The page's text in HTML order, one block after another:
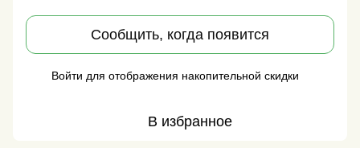
Сообщить, когда появится
Войти для отображения накопительной скидки
В избранное